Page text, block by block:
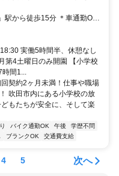
ソナの手厚い福利厚生つき◎
実働5時間半、休憩なし
4土曜日のみ開園 【小学校
間1...
契約2ヶ月未満！仕事や職場
吹田市内にある小学校の放
もたちが安全に、そして楽
バイク通勤OK 午後
学歴不問
ブランクOK 交通費支給
4 5 次へ